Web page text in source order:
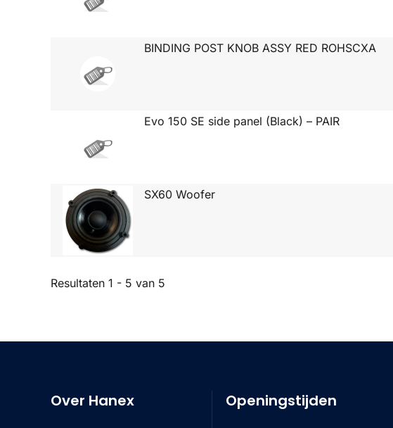
BINDING POST KNOB ASSY RED ROHSCXA
Evo 150 SE side panel (Black) – PAIR
SX60 Woofer
Resultaten 1 - 5 van 5
Over Hanex Openingstijden